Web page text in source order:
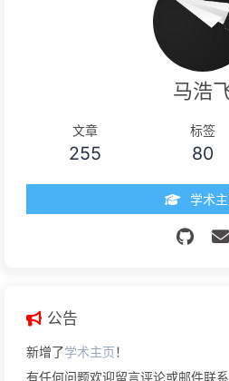
马浩
文章
255
标签
80
学术
公告
新增了学术主页！
有任何问题欢迎留言评论或邮件联系